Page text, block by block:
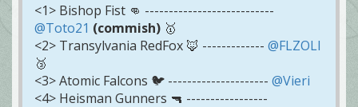
<1> Bishop Fist 👊 ---------------------------
@Toto21 (commish) 🥇
<2> Transylvania RedFox 🦊 ------------- @FLZOLI
🥉
<3> Atomic Falcons 🐦 --------------------- @Vieri
<4> Heisman Gunners 🔫 -----------------